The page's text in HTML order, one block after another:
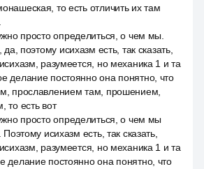
то есть отличить их там
просто определиться, о чем мы.
поэтому исихазм есть, так сказать,
разумеется, но механика 1 и та
делание постоянно она понятно, что
прославлением там, прошением,
то есть вот
просто определиться, о чем мы
исихазм есть, так сказать,
разумеется, но механика 1 и та
делание постоянно она понятно, что